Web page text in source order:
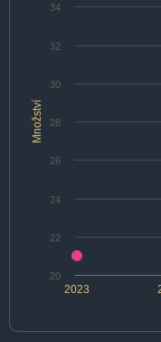
Množství
2023
20
22
24
26
28
30
32
34